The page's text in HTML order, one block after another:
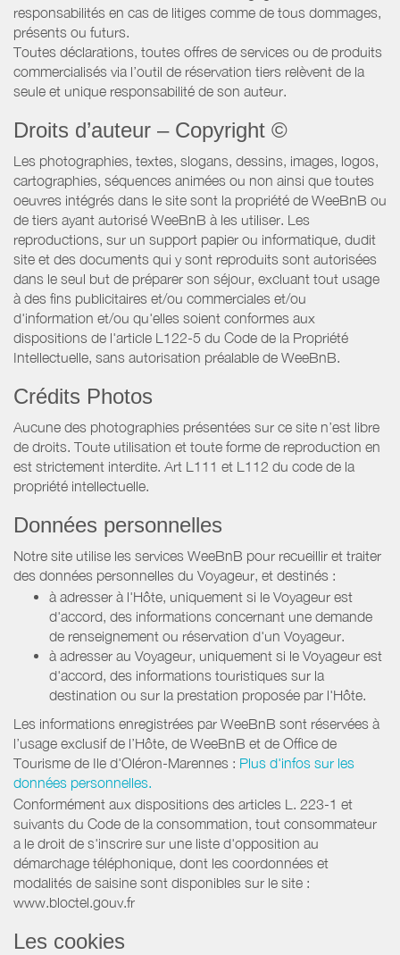
responsabilités en cas de litiges comme de tous dommages,
présents ou futurs.
Toutes déclarations, toutes offres de services ou de produits
commercialisés via l’outil de réservation tiers relèvent de la
seule et unique responsabilité de son auteur.
Droits d’auteur – Copyright ©
Les photographies, textes, slogans, dessins, images, logos,
cartographies, séquences animées ou non ainsi que toutes
oeuvres intégrés dans le site sont la propriété de WeeBnB ou
de tiers ayant autorisé WeeBnB à les utiliser. Les
reproductions, sur un support papier ou informatique, dudit
site et des documents qui y sont reproduits sont autorisées
dans le seul but de préparer son séjour, excluant tout usage
à des fins publicitaires et/ou commerciales et/ou
d'information et/ou qu'elles soient conformes aux
dispositions de l'article L122-5 du Code de la Propriété
Intellectuelle, sans autorisation préalable de WeeBnB.
Crédits Photos
Aucune des photographies présentées sur ce site n’est libre
de droits. Toute utilisation et toute forme de reproduction en
est strictement interdite. Art L111 et L112 du code de la
propriété intellectuelle.
Données personnelles
Notre site utilise les services WeeBnB pour recueillir et traiter
des données personnelles du Voyageur, et destinés :
à adresser à l'Hôte, uniquement si le Voyageur est
d'accord, des informations concernant une demande
de renseignement ou réservation d'un Voyageur.
à adresser au Voyageur, uniquement si le Voyageur est
d'accord, des informations touristiques sur la
destination ou sur la prestation proposée par l'Hôte.
Les informations enregistrées par WeeBnB sont réservées à
l’usage exclusif de l’Hôte, de WeeBnB et de Office de
Tourisme de Ile d'Oléron-Marennes : Plus d'infos sur les
données personnelles.
Conformément aux dispositions des articles L. 223-1 et
suivants du Code de la consommation, tout consommateur
a le droit de s'inscrire sur une liste d'opposition au
démarchage téléphonique, dont les coordonnées et
modalités de saisine sont disponibles sur le site :
www.bloctel.gouv.fr
Les cookies